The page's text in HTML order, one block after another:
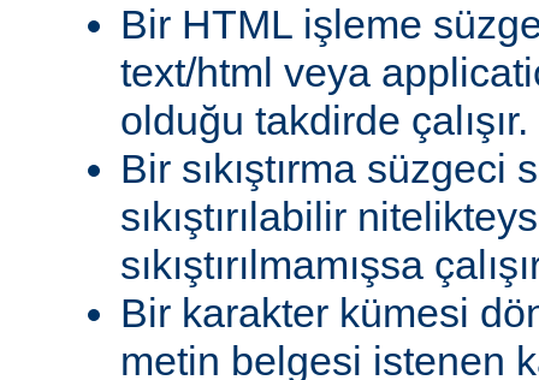
Bir HTML işleme
text/html veya
olduğu takdirde çalışır.
Bir sıkıştırma süzgeci
sıkıştırılabilir
sıkıştırılmamışsa
Bir karakter kümesi
metin belgesi istenen